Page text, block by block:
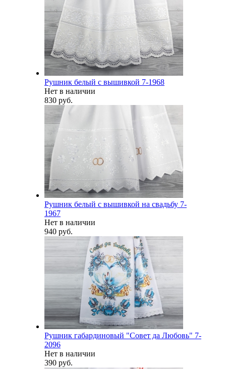
Рушник белый с вышивкой 7-1968
Нет в наличии
830 руб.
Рушник белый с вышивкой на свадьбу 7-
1967
Нет в наличии
940 руб.
Рушник габардиновый "Совет да Любовь" 7-
2096
Нет в наличии
390 руб.